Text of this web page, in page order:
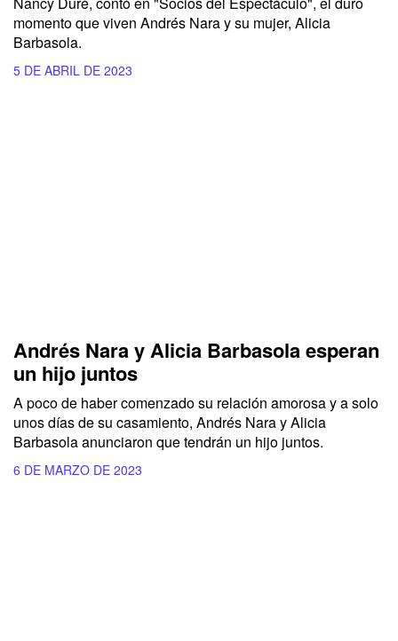
momento que viven Andrés Nara y su mujer, Alicia
Barbasola.
5 DE ABRIL DE 2023
Andrés Nara y Alicia Barbasola esperan
un hijo juntos
A poco de haber comenzado su relación amorosa y a solo
unos días de su casamiento, Andrés Nara y Alicia
Barbasola anunciaron que tendrán un hijo juntos.
6 DE MARZO DE 2023